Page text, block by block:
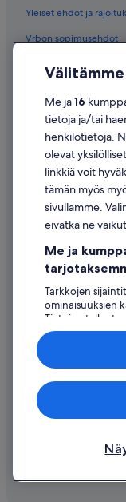
Yleiset ehdot ja
Vrbon sopimusehdot
Evästeet
Käyttöehdot
Oikeudelliset tiedot /
Sisältövaatimukset ja
Tuki
Ota yhteyttä
Hyvityksen
Varaa lento
Kansainväliset matka-
© 2026 Expedia, Inc.,
pidätetään. Expedia
Me ja16
tietoja ja/tai
henkilötietoja.
olevat
linkkiä voit
tämän myös
sivullamme.
eivätkä ne
Me ja
Tarkkojen
ominaisuuksien
Tietojen
tietojen käyttö.
sisältö,